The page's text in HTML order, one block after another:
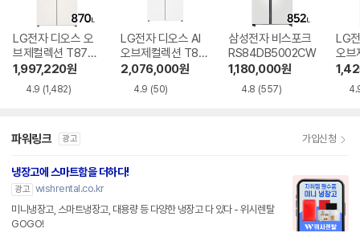
LG전자 디오스 오
브제컬렉션 T873
MEE111
1,997,220원
4.9 (1,482)
LG전자 디오스 AI
오브제컬렉션 T87
6MQQ1H1
2,076,000원
4.9 (50)
삼성전자 비스포크
RS84DB5002CW
1,180,000원
4.8 (557)
LG
오브
파워링크 광고 가입신청
냉장고에 스마트함을 더하다!
광고 wishrental.co.kr
미니냉장고, 스마트냉장고, 대용량 등 다양한 냉장고 다 있다 - 위시렌탈
GOGO!